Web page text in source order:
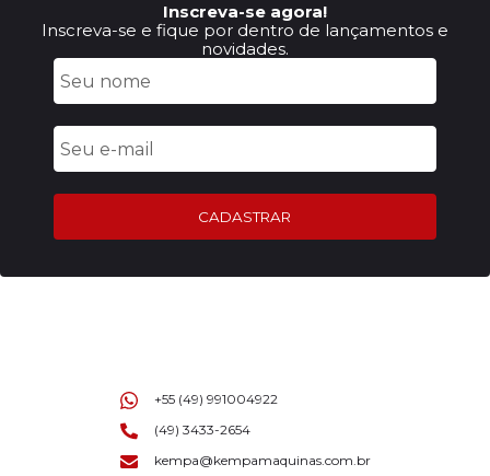
Inscreva-se agora!
Inscreva-se e fique por dentro de lançamentos e
novidades.
CADASTRAR
+55 (49) 991004922
(49) 3433-2654
kempa@kempamaquinas.com.br